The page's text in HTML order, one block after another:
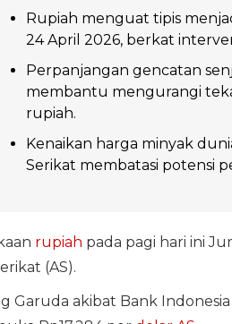
Rupiah menguat tipis
24 April 2026, berkat
Perpanjangan gencatan
membantu mengurangi
rupiah.
Kenaikan harga minyak
Serikat membatasi potensi
rupiah pada pagi hari ini
(AS).
Garuda akibat Bank